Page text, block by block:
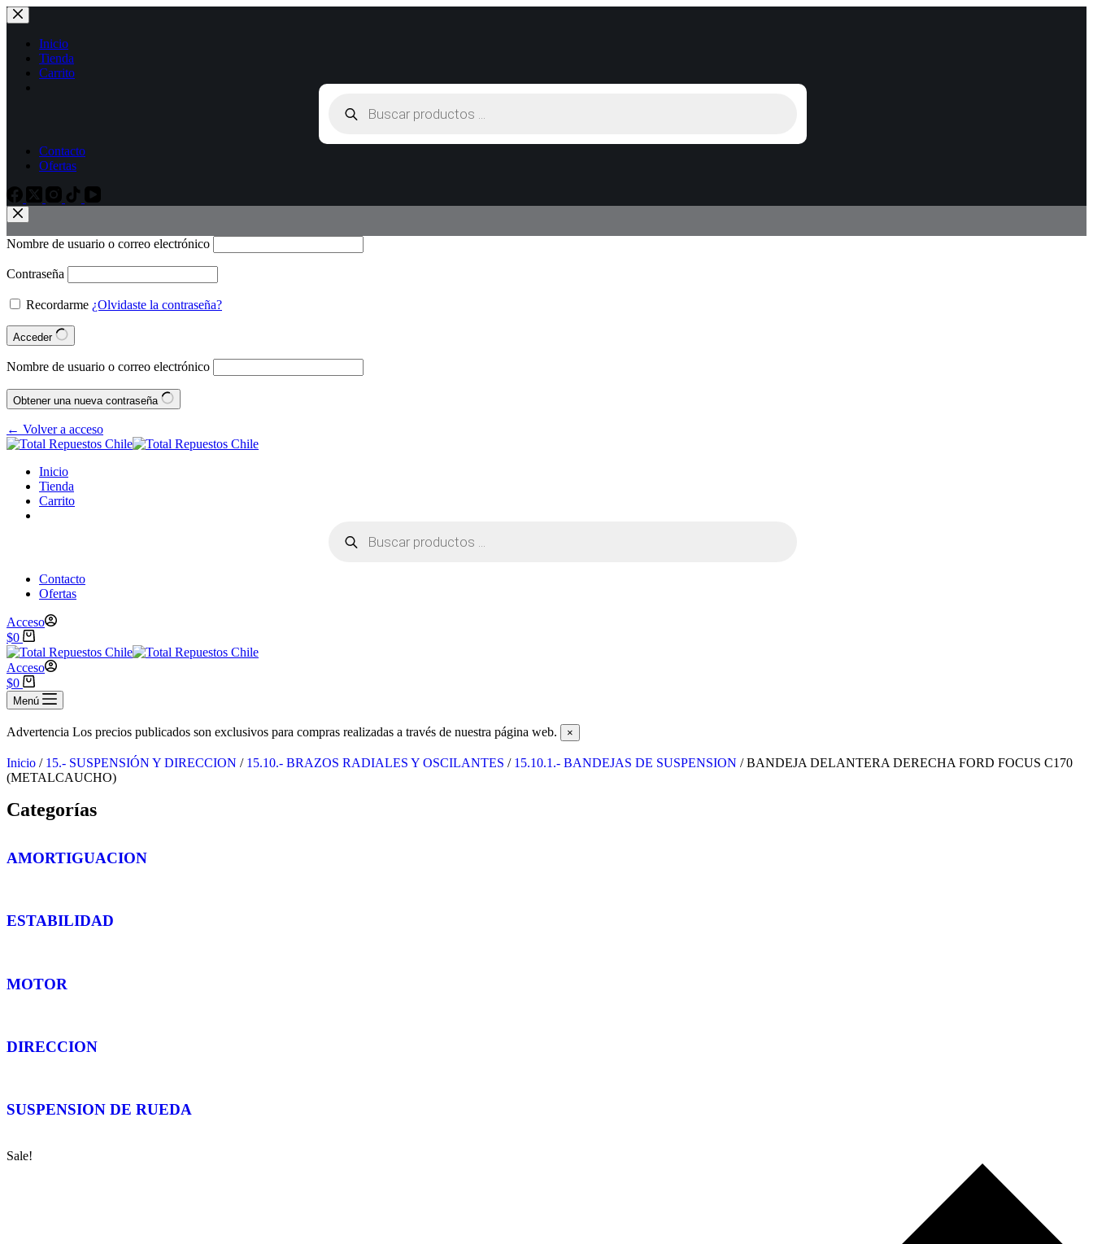
Inicio
Tienda
Carrito
Contacto
Ofertas
Nombre de usuario o correo electrónico
Contraseña
Recordarme ¿Olvidaste la contraseña?
Acceder
Nombre de usuario o correo electrónico
Obtener una nueva contraseña
← Volver a acceso
Inicio
Tienda
Carrito
Contacto
Ofertas
Acceso
$0
Acceso
$0
Menú
Advertencia Los precios publicados son exclusivos para compras realizadas a través de nuestra página web. ×
Inicio / 15.- SUSPENSIÓN Y DIRECCION / 15.10.- BRAZOS RADIALES Y OSCILANTES / 15.10.1.- BANDEJAS DE SUSPENSION / BANDEJA DELANTERA DERECHA FORD FOCUS C170
(METALCAUCHO)
Categorías
AMORTIGUACION
ESTABILIDAD
MOTOR
DIRECCION
SUSPENSION DE RUEDA
Sale!